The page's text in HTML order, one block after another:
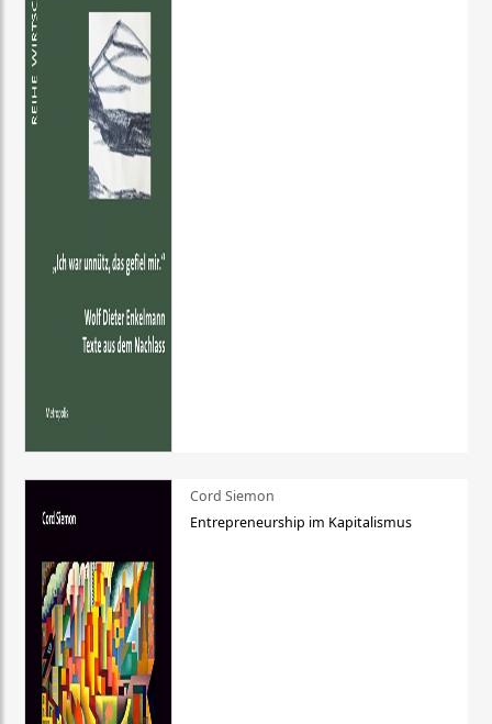
Cord Siemon
Entrepreneurship im Kapitalismus